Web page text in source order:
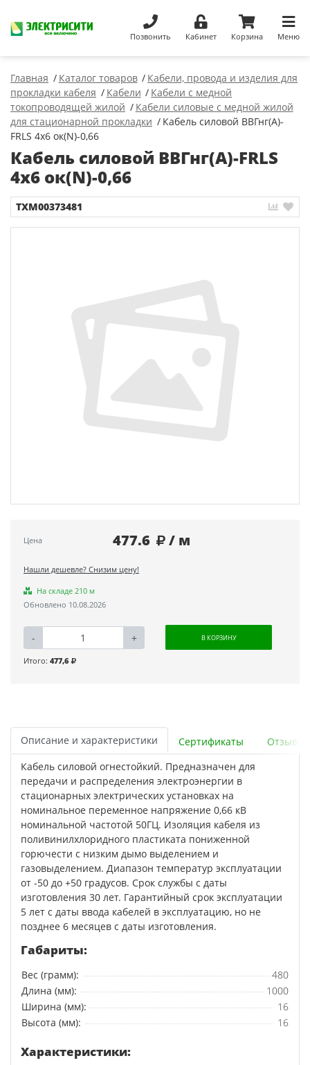
Позвонить Кабинет Корзина Меню
Главная Каталог товаров
Кабели, провода и изделия для
прокладки кабеля
Кабели
Кабели с медной
токопроводящей жилой
Кабели силовые с медной жилой
для стационарной прокладки
Кабель силовой ВВГнг(А)-
FRLS 4х6 ок(N)-0,66
Кабель силовой ВВГнг(А)-FRLS
4х6 ок(N)-0,66
ТХМ00373481
Цена 477.6 / м
Нашли дешевле? Снизим цену!
На складе 210 м
Обновлено 10.08.2026
- + В КОРЗИНУ
Итого: 477,6
Описание и характеристики Сертификаты
Отзывы
Кабель силовой огнестойкий. Предназначен для
передачи и распределения электроэнергии в
стационарных электрических установках на
номинальное переменное напряжение 0,66 кВ
номинальной частотой 50ГЦ. Изоляция кабеля из
поливинилхлоридного пластиката пониженной
горючести с низким дымо выделением и
газовыделением. Диапазон температур эксплуатации
от -50 до +50 градусов. Срок службы с даты
изготовления 30 лет. Гарантийный срок эксплуатации
5 лет с даты ввода кабелей в эксплуатацию, но не
позднее 6 месяцев с даты изготовления.
Габариты:
Вес (грамм):
480
Длина (мм):
1000
Ширина (мм):
16
Высота (мм):
16
Характеристики: